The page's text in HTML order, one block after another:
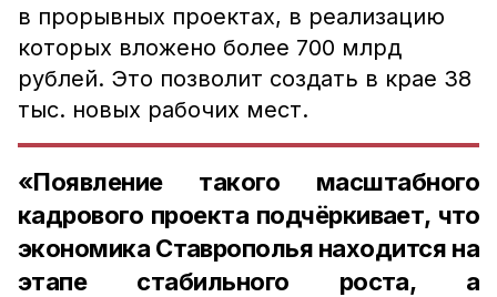
в прорывных проектах, в реализацию
которых вложено более 700 млрд
рублей. Это позволит создать в крае 38
тыс. новых рабочих мест.
«Появление такого масштабного
кадрового проекта подчёркивает, что
экономика Ставрополья находится на
этапе стабильного роста, а